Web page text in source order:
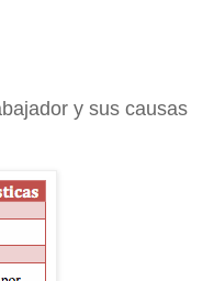
y sus causas